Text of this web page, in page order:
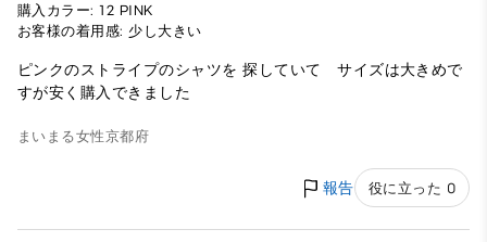
購入カラー: 12 PINK
お客様の着用感: 少し大きい
ピンクのストライプのシャツを 探していて サイズは大きめで
すが安く購入できました
まいまる女性京都府
報告 役に立った 0